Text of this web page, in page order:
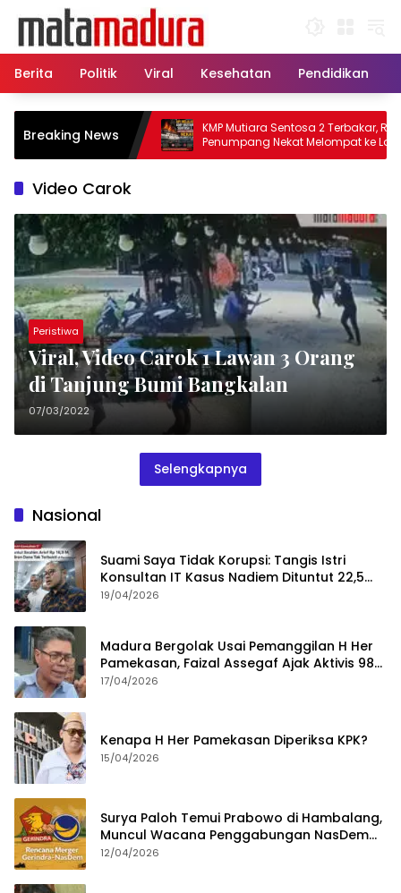
konten
Berita
Politik Viral Kesehatan Pendidikan
Breaking News
11 Kapal Sisir
Korban KMP
KMP Mutiara Sentosa 2 Terbakar, Ratusan
Penumpang Nekat Melompat ke Laut
Video Carok
Peristiwa
Viral, Video Carok 1 Lawan 3 Orang
di Tanjung Bumi Bangkalan
07/03/2022
Selengkapnya
Nasional
Suami Saya Tidak Korupsi: Tangis Istri
Konsultan IT Kasus Nadiem Dituntut 22,5
Tahun
19/04/2026
Madura Bergolak Usai Pemanggilan H Her
Pamekasan, Faizal Assegaf Ajak Aktivis 98
Bongkar Permainan KPK
17/04/2026
Kenapa H Her Pamekasan Diperiksa KPK?
15/04/2026
Surya Paloh Temui Prabowo di Hambalang,
Muncul Wacana Penggabungan NasDem
dan Gerindra
12/04/2026